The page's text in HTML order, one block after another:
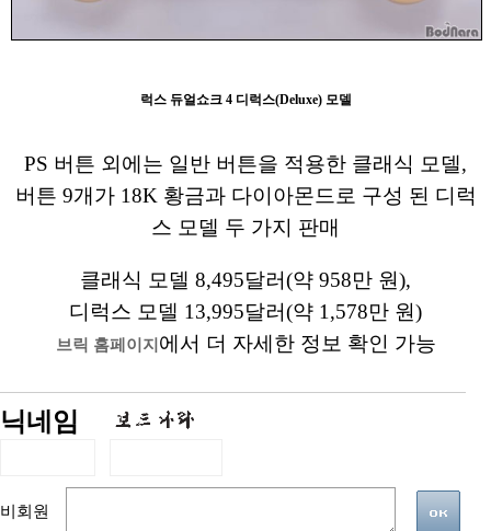
럭스 듀얼쇼크 4 디럭스(Deluxe) 모델
PS 버튼 외에는 일반 버튼을 적용한 클래식 모델,
버튼 9개가 18K 황금과 다이아몬드로 구성 된 디럭
스 모델 두 가지 판매
클래식 모델 8,495달러(약 958만 원),
디럭스 모델 13,995달러(약 1,578만 원)
브릭 홈페이지에서 더 자세한 정보 확인 가능
닉네임
비회원